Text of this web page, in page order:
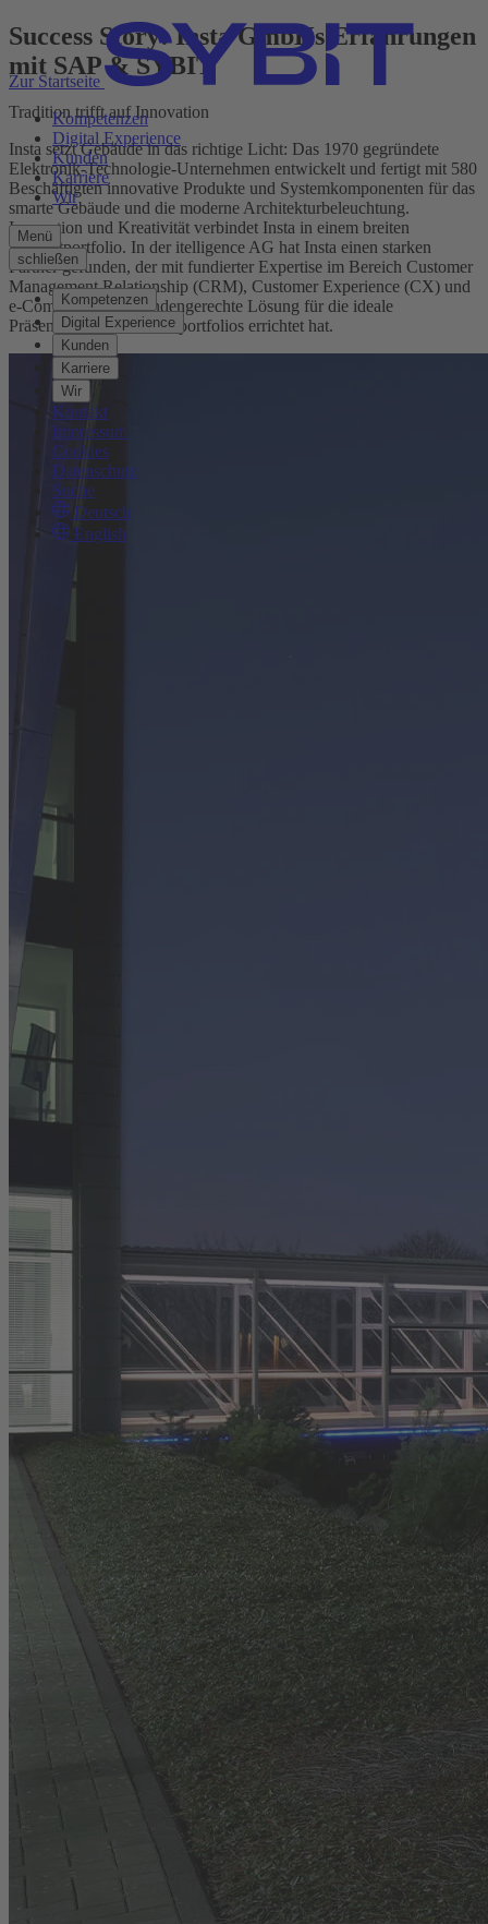
Zur Startseite
Kompetenzen
Digital Experience
Kunden
Karriere
Wir
Menü
schließen
Kompetenzen
Digital Experience
Kunden
Karriere
Wir
Kontakt
Impressum
Cookies
Datenschutz
Suche
Deutsch
English
Success Story: Insta GmbHs Erfahrungen
mit SAP & SYBIT
Tradition trifft auf Innovation
Insta setzt Gebäude in das richtige Licht: Das 1970 gegründete
Elektronik-Technologie-Unternehmen entwickelt und fertigt mit 580
Beschäftigten innovative Produkte und Systemkomponenten für das
smarte Gebäude und die moderne Architekturbeleuchtung.
Innovation und Kreativität verbindet Insta in einem breiten
Produktportfolio. In der itelligence AG hat Insta einen starken
Partner gefunden, der mit fundierter Expertise im Bereich Customer
Management Relationship (CRM), Customer Experience (CX) und
e-Commerce eine kundengerechte Lösung für die ideale
Präsentation des Produktportfolios errichtet hat.